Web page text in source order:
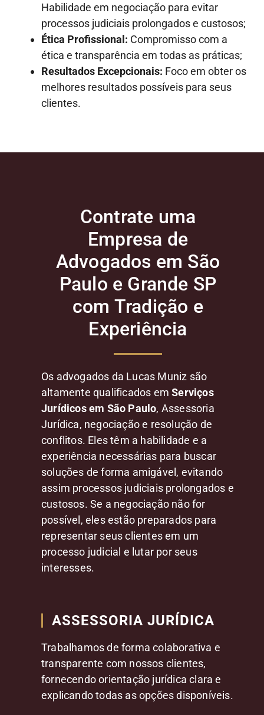
Habilidade em negociação para evitar
processos judiciais prolongados e custosos;
Ética Profissional: Compromisso com a
ética e transparência em todas as práticas;
Resultados Excepcionais: Foco em obter os
melhores resultados possíveis para seus
clientes.
Contrate uma
Empresa de
Advogados em São
Paulo e Grande SP
com Tradição e
Experiência
Os advogados da Lucas Muniz são
altamente qualificados emServiços
Jurídicos em São Paulo, Assessoria
Jurídica, negociação e resolução de
conflitos. Eles têm a habilidade e a
experiência necessárias para buscar
soluções de forma amigável, evitando
assim processos judiciais prolongados e
custosos. Se a negociação não for
possível, eles estão preparados para
representar seus clientes em um
processo judicial e lutar por seus
interesses.
ASSESSORIA JURÍDICA
Trabalhamos de forma colaborativa e
transparente com nossos clientes,
fornecendo orientação jurídica clara e
explicando todas as opções disponíveis.